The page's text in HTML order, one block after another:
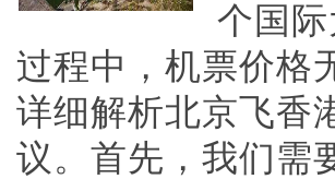
个国
过程中，机票价格
详细解析北京飞香
议。首先，我们需